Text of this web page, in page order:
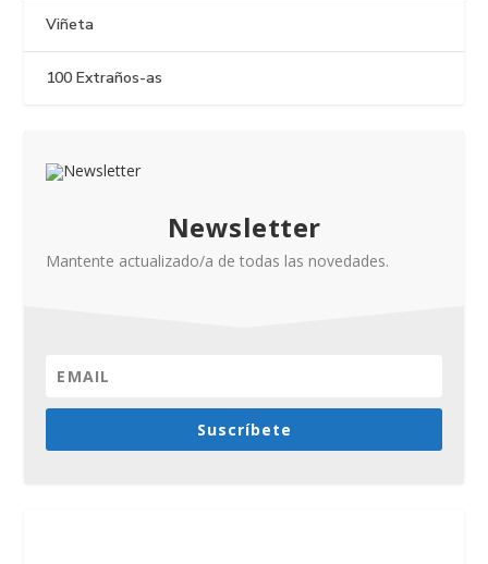
Viñeta
100 Extraños-as
Newsletter
Mantente actualizado/a de todas las novedades.
Suscríbete